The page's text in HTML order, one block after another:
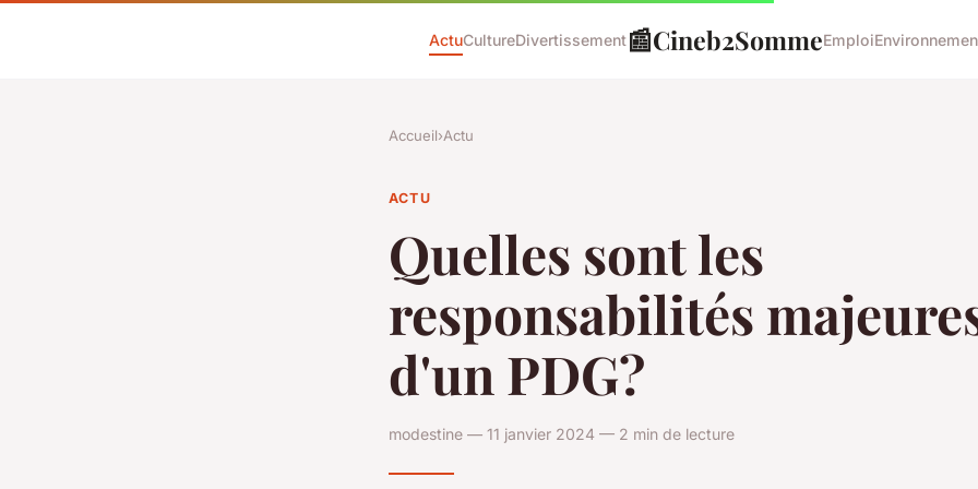
ActuCultureDivertissement📰Cineb2SommeEmploi
Accueil›Actu
ACTU
Quelles sont les
responsabilités
d'un PDG?
modestine — 11 janvier 2024 — 2 min de lecture